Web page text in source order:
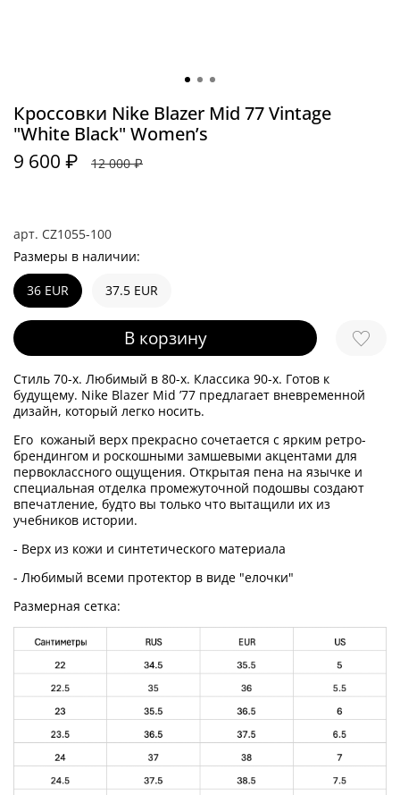
арт. CZ1055-100
Кроссовки Nike Blazer Mid 77 Vintage
"White Black" Women’s
9 600 ₽ 12 000 ₽
В корзину
Размеры в наличии:
36 EUR
37.5 EUR
Стиль 70-х. Любимый в 80-х. Классика 90-х. Готов к
будущему. Nike Blazer Mid ’77 предлагает вневременной
дизайн, который легко носить.
Его кожаный верх прекрасно сочетается с ярким ретро-
брендингом и роскошными замшевыми акцентами для
первоклассного ощущения. Открытая пена на язычке и
специальная отделка промежуточной подошвы создают
впечатление, будто вы только что вытащили их из
учебников истории.
- Верх из кожи и синтетического материала
- Любимый всеми протектор в виде "елочки"
Размерная сетка: